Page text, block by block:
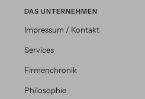
DAS UNTERNEHMEN
Impressum / Kontakt
Services
Firmenchronik
Philosophie